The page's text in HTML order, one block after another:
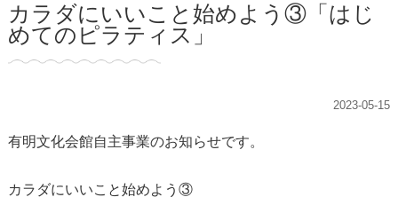
カラダにいいこと始めよう③「はじ
めてのピラティス」
2023-05-15
有明文化会館自主事業のお知らせです。
カラダにいいこと始めよう③